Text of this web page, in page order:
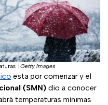
Getty Images
esta por comenzar y el
(SMN) dio a conocer
temperaturas mínimas